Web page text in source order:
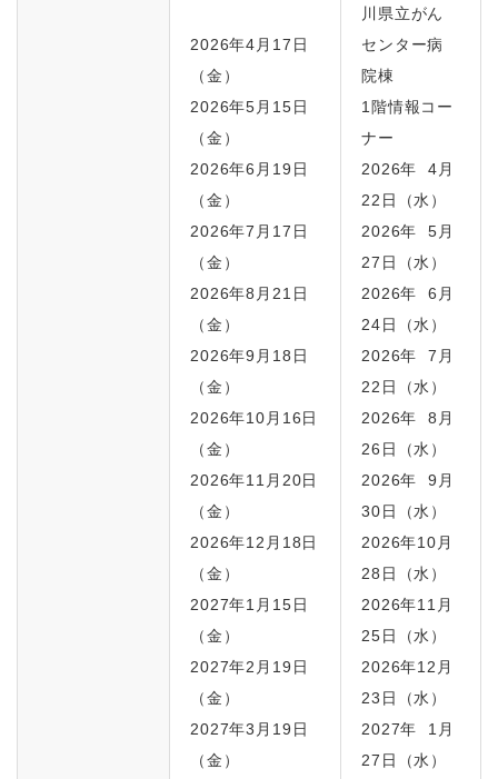
2026年4月17日
（金）
2026年5月15日
（金）
2026年6月19日
（金）
2026年7月17日
（金）
2026年8月21日
（金）
2026年9月18日
（金）
2026年10月16日
（金）
2026年11月20日
（金）
2026年12月18日
（金）
2027年1月15日
（金）
2027年2月19日
（金）
2027年3月19日
（金）
川県立がん
センター病
院棟
1階情報コー
ナー
2026年 4月
22日（水）
2026年 5月
27日（水）
2026年 6月
24日（水）
2026年 7月
22日（水）
2026年 8月
26日（水）
2026年 9月
30日（水）
2026年10月
28日（水）
2026年11月
25日（水）
2026年12月
23日（水）
2027年 1月
27日（水）